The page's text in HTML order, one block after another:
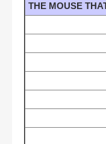
THE MOUSE